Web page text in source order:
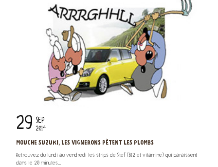
29 SEP
2014
MOUCHE SUZUKI, LES VIGNERONS PÈTENT LES PLOMBS
Retrouvez du lundi au vendredi les strips de Stef (B12 et vitamine) qui paraissent
dans le 20 minutes...